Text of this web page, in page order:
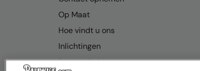
Op Maat
Hoe vindt u ons
Inlichtingen
Bronnenhub